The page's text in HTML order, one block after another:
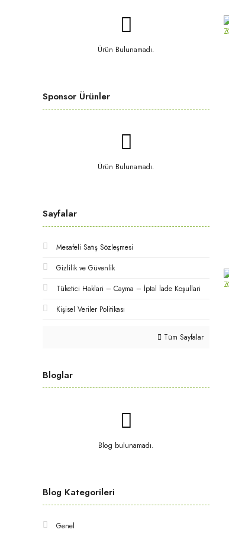
Ürün Bulunamadı.
Sponsor Ürünler
Ürün Bulunamadı.
Sayfalar
Mesafeli Satış Sözleşmesi
Gizlilik ve Güvenlik
Tüketici Haklari – Cayma – İptal İade Koşullari
Kişisel Veriler Politikası
Tüm Sayfalar
Bloglar
Blog bulunamadı.
Blog Kategorileri
Genel